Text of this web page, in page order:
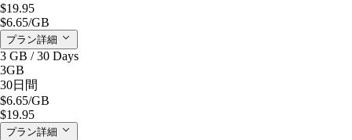
$19.95
$6.65/GB
プラン詳細
3 GB / 30 Days
3GB
30日間
$6.65/GB
$19.95
プラン詳細